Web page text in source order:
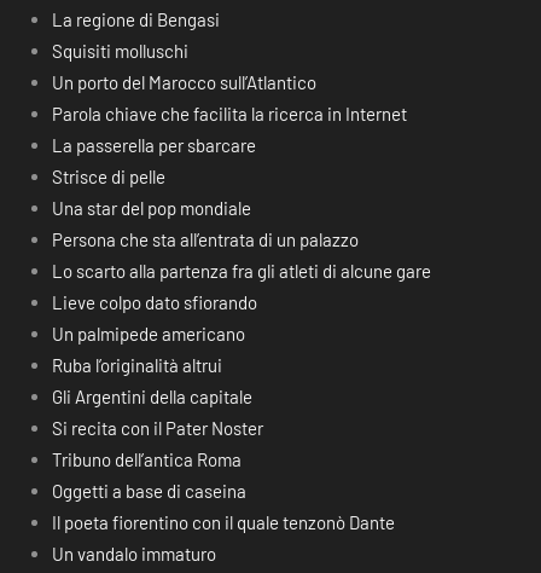
La regione di Bengasi
Squisiti molluschi
Un porto del Marocco sull’Atlantico
Parola chiave che facilita la ricerca in Internet
La passerella per sbarcare
Strisce di pelle
Una star del pop mondiale
Persona che sta all’entrata di un palazzo
Lo scarto alla partenza fra gli atleti di alcune gare
Lieve colpo dato sfiorando
Un palmipede americano
Ruba l’originalità altrui
Gli Argentini della capitale
Si recita con il Pater Noster
Tribuno dell’antica Roma
Oggetti a base di caseina
Il poeta fiorentino con il quale tenzonò Dante
Un vandalo immaturo